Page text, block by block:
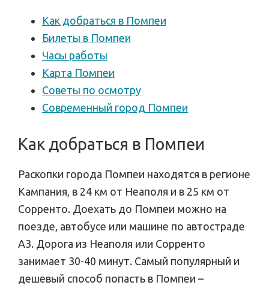
Как добраться в Помпеи
Билеты в Помпеи
Часы работы
Карта Помпеи
Советы по осмотру
Современный город Помпеи
Как добраться в Помпеи
Раскопки города Помпеи находятся в регионе
Кампания, в 24 км от Неаполя и в 25 км от
Сорренто. Доехать до Помпеи можно на
поезде, автобусе или машине по автостраде
А3. Дорога из Неаполя или Сорренто
занимает 30-40 минут. Самый популярный и
дешевый способ попасть в Помпеи –